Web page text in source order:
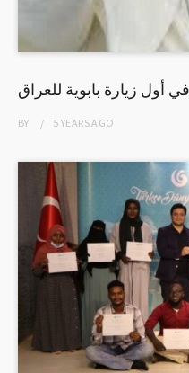
أول زيارة بابوية للعراق
BY 5 YEARSAGO